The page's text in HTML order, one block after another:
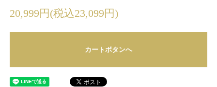
20,999円(税込23,099円)
カートボタンへ